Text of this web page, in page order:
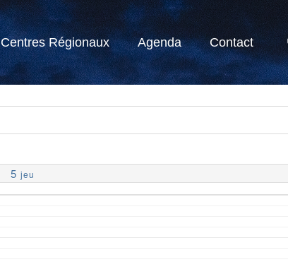
Centres Régionaux Agenda Contact
5 jeu